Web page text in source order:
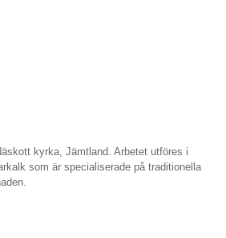
kyrka, Jämtland. Arbetet utföres i
som är specialiserade på traditionella